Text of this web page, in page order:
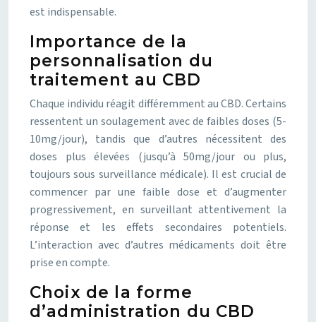
est indispensable.
Importance de la
personnalisation du
traitement au CBD
Chaque individu réagit différemment au CBD. Certains
ressentent un soulagement avec de faibles doses (5-
10mg/jour), tandis que d’autres nécessitent des
doses plus élevées (jusqu’à 50mg/jour ou plus,
toujours sous surveillance médicale). Il est crucial de
commencer par une faible dose et d’augmenter
progressivement, en surveillant attentivement la
réponse et les effets secondaires potentiels.
L’interaction avec d’autres médicaments doit être
prise en compte.
Choix de la forme
d’administration du CBD